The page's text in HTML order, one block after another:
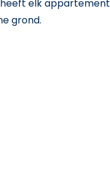
elk appartement
grond.